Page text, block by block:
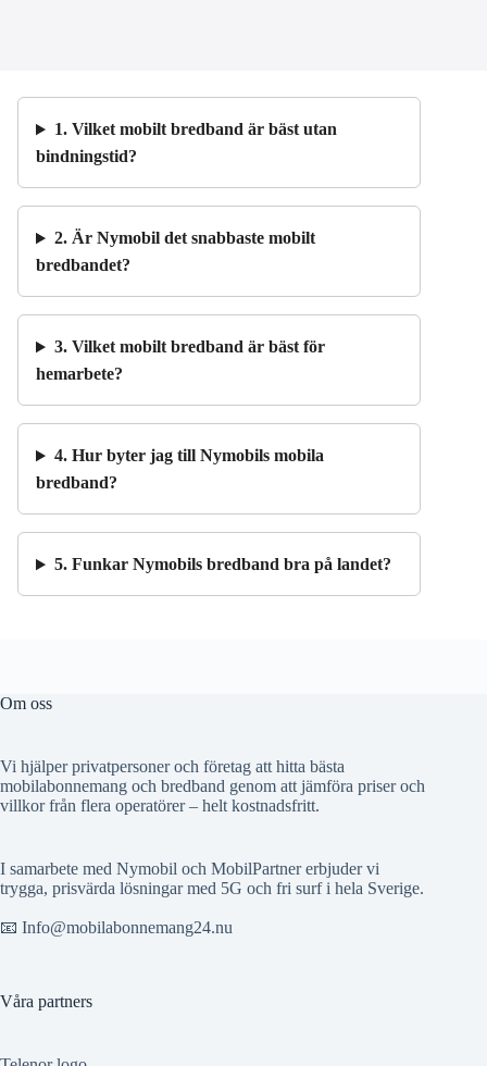
1. Vilket mobilt bredband är bäst utan
bindningstid?
2. Är Nymobil det snabbaste mobilt
bredbandet?
3. Vilket mobilt bredband är bäst för
hemarbete?
4. Hur byter jag till Nymobils mobila
bredband?
5. Funkar Nymobils bredband bra på landet?
Om oss
Vi hjälper privatpersoner och företag att hitta bästa
mobilabonnemang och bredband genom att jämföra priser och
villkor från flera operatörer – helt kostnadsfritt.
I samarbete med Nymobil och MobilPartner erbjuder vi
trygga, prisvärda lösningar med 5G och fri surf i hela Sverige.
📧 Info@mobilabonnemang24.nu
Våra partners